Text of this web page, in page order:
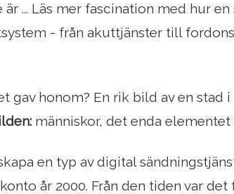
är ... Läs mer fascination med hur
- från akuttjänster till
gav honom? En rik bild av en stad i
människor, det enda
en typ av digital
år 2000. Från den tiden var